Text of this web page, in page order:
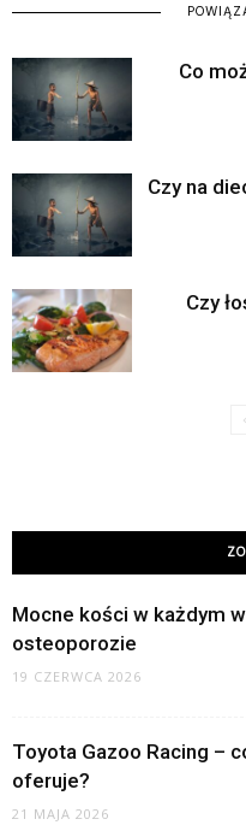
Co
Czy na
Czy
Mocne kości w każdym
osteoporozie
19 CZERWCA 2026
Toyota Gazoo Racing –
oferuje?
21 MAJA 2026